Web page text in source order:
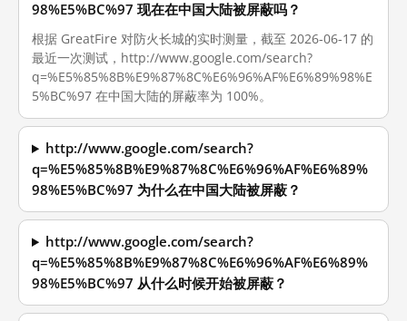
98%E5%BC%97 现在在中国大陆被屏蔽吗？
根据 GreatFire 对防火长城的实时测量，截至 2026-06-17 的
最近一次测试，http://www.google.com/search?
q=%E5%85%8B%E9%87%8C%E6%96%AF%E6%89%98%E
5%BC%97 在中国大陆的屏蔽率为 100%。
http://www.google.com/search?
q=%E5%85%8B%E9%87%8C%E6%96%AF%E6%89%
98%E5%BC%97 为什么在中国大陆被屏蔽？
http://www.google.com/search?
q=%E5%85%8B%E9%87%8C%E6%96%AF%E6%89%
98%E5%BC%97 从什么时候开始被屏蔽？